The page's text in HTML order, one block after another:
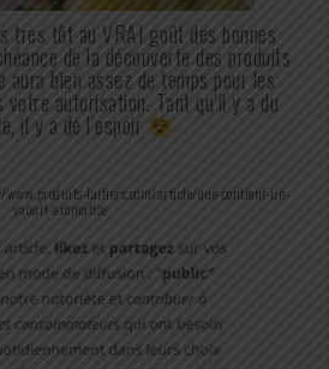
très tôt au VRAI goût des bonnes
de la découverte des produits
bien assez de temps pour les
votre autorisation. Tant qu’il y a du
il y a de l’espoir
www.produits-laitiers.com/article/que-contient-un-
yaourt-aromatise